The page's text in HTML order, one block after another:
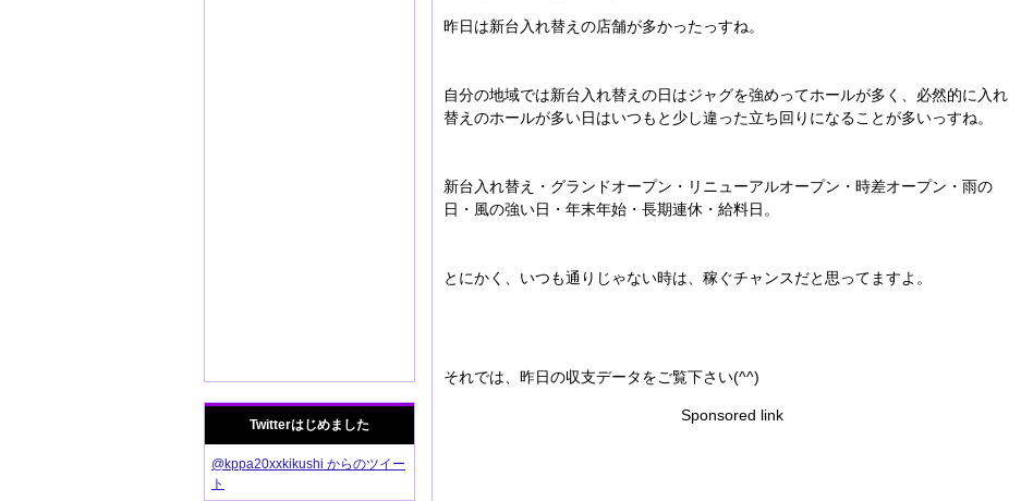
昨日は新台入れ替えの店舗が多かったっすね。
自分の地域では新台入れ替えの日はジャグを強めってホールが多く、必然的に入れ
替えのホールが多い日はいつもと少し違った立ち回りになることが多いっすね。
新台入れ替え・グランドオープン・リニューアルオープン・時差オープン・雨の
日・風の強い日・年末年始・長期連休・給料日。
とにかく、いつも通りじゃない時は、稼ぐチャンスだと思ってますよ。
それでは、昨日の収支データをご覧下さい(^^)
Sponsored link
Twitterはじめました
@kppa20xxkikushi からのツイー
ト